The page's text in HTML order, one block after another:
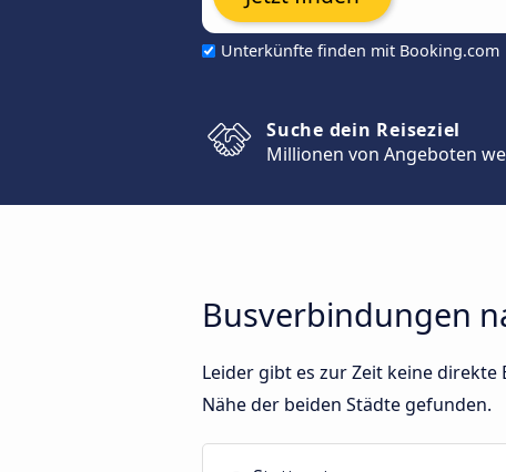
Unterkünfte finden mit Booking.com
Suche dein Reiseziel
Millionen von Angeboten
Busverbindungen
Leider gibt es zur Zeit keine
Nähe der beiden Städte gefunden.